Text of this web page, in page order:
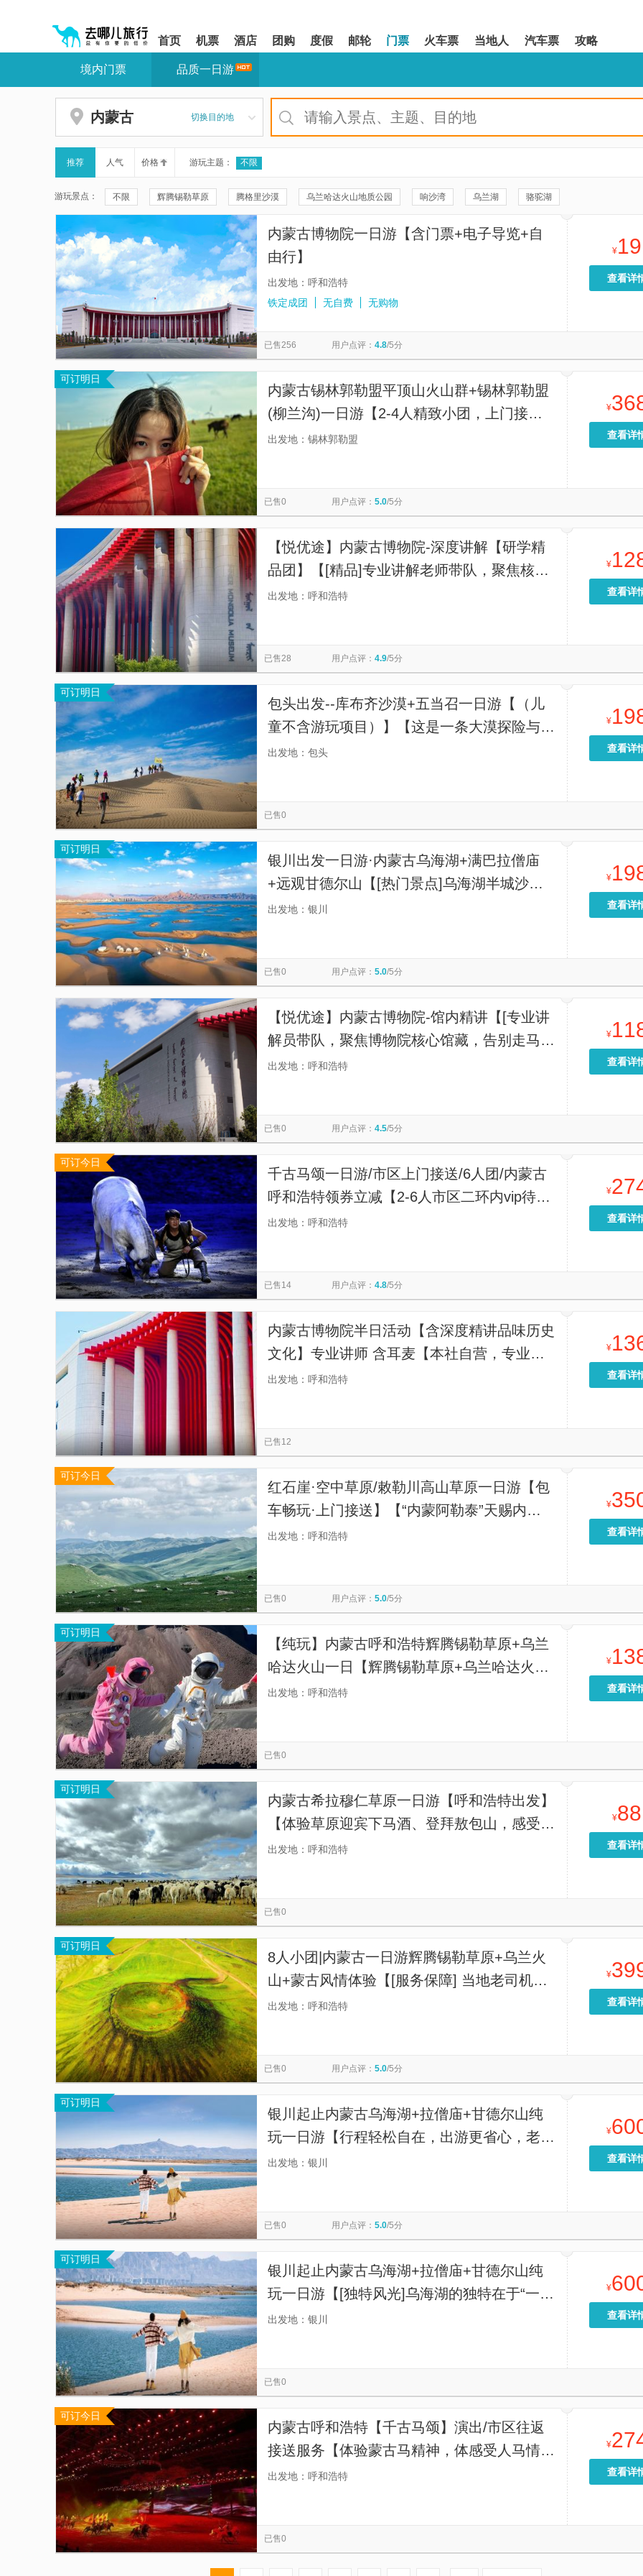
您
站
区,
本
有
6
模
块,
按
下
Tab
浏
览
信
息
首页 机票 酒店 团购 度假 邮轮 门票 火车票 当地人 汽车票 攻略
您
站
区
境内门票 品质一日游
内蒙古 切换目的地
推荐 人气 价格 游玩主题： 不限
游玩景点： 不限 辉腾锡勒草原 腾格里沙漠 乌兰哈达火山地质公园 响沙湾 乌兰湖 骆驼湖
呼伦贝尔大草原 吉他湖 莫尔格勒河景区 黄花沟草原旅游度假区
库布齐沙漠 红石崖国家生态公园 仙沙休闲岛
三关口明长城 乌兰布统旅游区 额尔古纳湿地
阿拉善左旗海骝其张家湖度假营 塞罕坝国家森林公园 西夏陵
腾格里沙漠龙眼翡翠湖 乌兰布统影视基地 黑山头镇
野鸭湖 五彩山风景区 玉龙沙湖 满洲里套娃景区 额尔古纳国家湿地公园
锡林浩特清真寺 锡林浩特市菩提寺
千古马颂
内蒙古博物院一日游【含门票+电子导览+自
由行】
出发地：呼和浩特
铁定成团
无自费 无购物
¥19
查看详
已售256 用户点评： 4.8/5分
可订明日
内蒙古锡林郭勒盟平顶山火山群+锡林郭勒盟
(柳兰沟)一日游【2-4人精致小团，上门接
送， 轻松自由！】
出发地：锡林郭勒盟
¥
查看详
已售0 用户点评： 5.0/5分
【悦优途】内蒙古博物院-深度讲解【研学精
品团】【[精品]专业讲解老师带队，聚焦核心
馆藏，告别无效逛馆，知识点清晰不零散，兼
出发地：呼和浩特
¥
查看详
已售28 用户点评： 4.9/5分
可订明日
包头出发--库布齐沙漠+五当召一日游【（儿
童不含游玩项目）】【这是一条大漠探险与解
密藏传佛教在内蒙古地区影响的行程。 讲经
出发地：包头
¥
查看详
已售0
可订明日
银川出发一日游·内蒙古乌海湖+满巴拉僧庙
+远观甘德尔山【[热门景点]乌海湖半城沙漠
半城海/邂逅乌兰布和沙漠/网红枯枯树/网红沙
出发地：银川
¥
查看详
已售0 用户点评： 5.0/5分
【悦优途】内蒙古博物院-馆内精讲【[专业讲
解员带队，聚焦博物院核心馆藏，告别走马观
花式闲逛]】
出发地：呼和浩特
¥
查看详
已售0 用户点评： 4.5/5分
可订今日
千古马颂一日游/市区上门接送/6人团/内蒙古
呼和浩特领券立减【2-6人市区二环内vip待遇
可接送观看演出，成人与儿童同价，您订票我
出发地：呼和浩特
¥
查看详
已售14 用户点评： 4.8/5分
内蒙古博物院半日活动【含深度精讲品味历史
文化】专业讲师 含耳麦【本社自营，专业带
团，安全舒适，出行放心不踩坑，24小时管
出发地：呼和浩特
¥
查看详
已售12
可订今日
红石崖·空中草原/敕勒川高山草原一日游【包
车畅玩·上门接送】【“内蒙阿勒泰”天赐内蒙
古高山草原，在广袤天地中领悟生命的真谛】
出发地：呼和浩特
¥
查看详
已售0 用户点评： 5.0/5分
可订明日
【纯玩】内蒙古呼和浩特辉腾锡勒草原+乌兰
哈达火山一日【辉腾锡勒草原+乌兰哈达火山
拼车游，纯玩，天天发团，市区二环内上门
出发地：呼和浩特
¥
查看详
已售0
可订明日
内蒙古希拉穆仁草原一日游【呼和浩特出发】
【体验草原迎宾下马酒、登拜敖包山，感受蒙
古族源远流长的动人历史】
出发地：呼和浩特
¥88
查看详
已售0
可订明日
8人小团|内蒙古一日游辉腾锡勒草原+乌兰火
山+蒙古风情体验【[服务保障] 当地老司机，
8人小团】
出发地：呼和浩特
¥
查看详
已售0 用户点评： 5.0/5分
可订明日
银川起止内蒙古乌海湖+拉僧庙+甘德尔山纯
玩一日游【行程轻松自在，出游更省心，老司
机开车更安心】
出发地：银川
¥
查看详
已售0 用户点评： 5.0/5分
可订明日
银川起止内蒙古乌海湖+拉僧庙+甘德尔山纯
玩一日游【[独特风光]乌海湖的独特在于“一半
沙漠一半湖”的奇幻景观，适合喜欢自然与冒
出发地：银川
¥
查看详
已售0
可订今日
内蒙古呼和浩特【千古马颂】演出/市区往返
接送服务【体验蒙古马精神，体感受人马情
深】
出发地：呼和浩特
¥
查看详
已售0